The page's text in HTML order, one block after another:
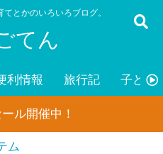
とかのいろいろブログ。
てん
利情報 旅行記 子ども
ル開催中！
ム